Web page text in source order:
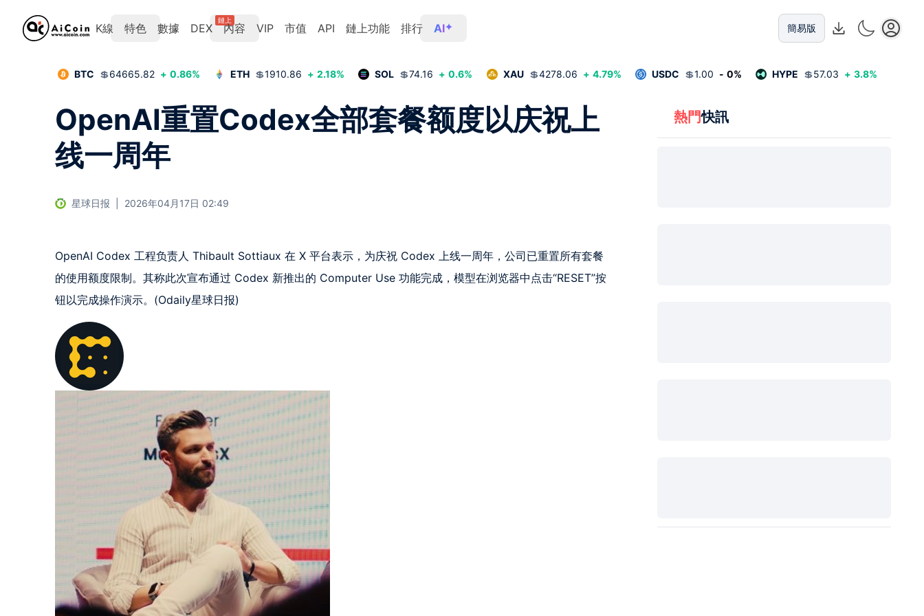
K線 特色 數據 DEX
鏈上
內容 VIP 市值 API 鏈上功能 排行 AI 簡易版
BTC 💲64665.82 + 0.86% ETH 💲1910.86 + 2.18% SOL 💲74.16 + 0.6% XAU 💲4278.06 + 4.79% USDC 💲1.00 - 0% HYPE 💲57.03 + 3.8%
OpenAI重置Codex全部套餐额度以庆祝上
线一周年
星球日报 2026年04月17日 02:49
OpenAI Codex 工程负责人 Thibault Sottiaux 在 X 平台表示，为庆祝 Codex 上线一周年，公司已重置所有套餐
的使用额度限制。其称此次宣布通过 Codex 新推出的 Computer Use 功能完成，模型在浏览器中点击“RESET”按
钮以完成操作演示。(Odaily星球日报)
熱門快訊